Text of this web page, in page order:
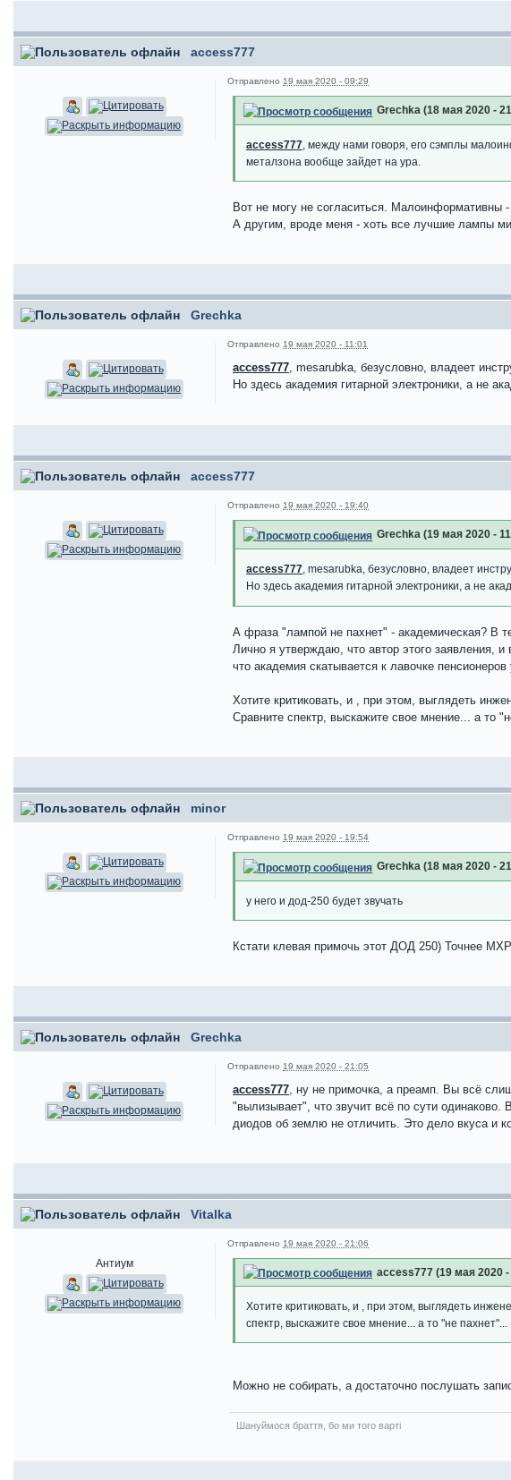
access777
Отправлено 19 мая 2020 - 09:29
Grechka (18 мая 2020 -
access777 , между нами говоря, его сэмплы
металзона вообще зайдет на ура.
Вот не могу не согласиться. Малоинформативны
А другим, вроде меня - хоть все лучшие лампы
Grechka
Отправлено 19 мая 2020 - 11:01
access777 , mesarubka, безусловно, владеет
Но здесь академия гитарной электроники, а не
access777
Отправлено 19 мая 2020 - 19:40
Grechka (19 мая 2020 -
access777 , mesarubka, безусловно, владеет
Но здесь академия гитарной электроники, а не
А фраза "лампой не пахнет" - академическая? В
Лично я утверждаю, что автор этого заявления,
что академия скатывается к лавочке
Хотите критиковать, и , при этом, выглядеть
Сравните спектр, выскажите свое мнение... а то
minor
Отправлено 19 мая 2020 - 19:54
Grechka (18 мая 2020 -
у него и дод-250 будет звучать
Кстати клевая примочь этот ДОД 250) Точнее
Grechka
Отправлено 19 мая 2020 - 21:05
access777 , ну не примочка, а преамп. Вы всё
"вылизывает", что звучит всё по сути
диодов об землю не отличить. Это дело вкуса и
Vitalka
Антиум
Отправлено 19 мая 2020 - 21:06
access777 (19 мая 2020
Хотите критиковать, и , при этом, выглядеть
спектр, выскажите свое мнение... а то "не
Можно не собирать, а достаточно послушать
Шануймося браття, бо ми того варті